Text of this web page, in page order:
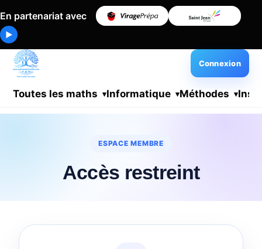
En partenariat avec
▶
Toutes les maths Informatique Méthodes
Connexion
ESPACE MEMBRE
Accès restreint